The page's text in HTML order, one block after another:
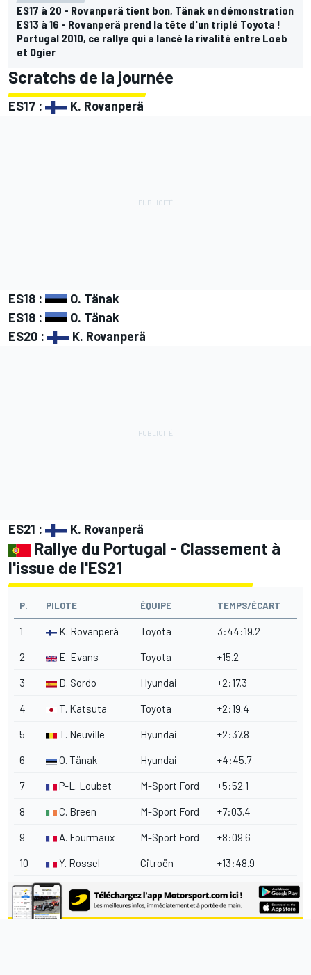
ES17 à 20 - Rovanperä tient bon, Tänak en démonstration
ES13 à 16 - Rovanperä prend la tête d'un triplé Toyota !
Portugal 2010, ce rallye qui a lancé la rivalité entre Loeb
et Ogier
Scratchs de la journée
ES17 : K. Rovanperä
ES18 :
O. Tänak
ES18 :
O. Tänak
ES20 :
K. Rovanperä
ES21 : K. Rovanperä
Rallye du Portugal - Classement à
l'issue de l'ES21
P. PILOTE ÉQUIPE TEMPS/ÉCART
1 K. Rovanperä Toyota 3:44:19.2
2 E. Evans Toyota +15.2
3 D. Sordo Hyundai +2:17.3
4 T. Katsuta Toyota +2:19.4
5 T. Neuville Hyundai +2:37.8
6 O. Tänak Hyundai +4:45.7
7 P-L. Loubet M-Sport Ford +5:52.1
8 C. Breen M-Sport Ford +7:03.4
9 A. Fourmaux M-Sport Ford +8:09.6
10 Y. Rossel Citroën +13:48.9